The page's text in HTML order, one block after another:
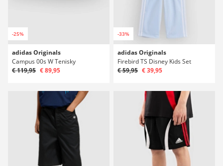
-25%
adidas Originals
Campus 00s W Tenisky
€ 119,95 € 89,95
-33%
adidas Originals
Firebird TS Disney Kids Set
€ 59,95 € 39,95